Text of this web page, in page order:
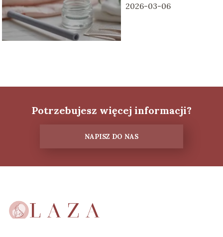
2026-03-06
Potrzebujesz więcej informacji?
NAPISZ DO NAS